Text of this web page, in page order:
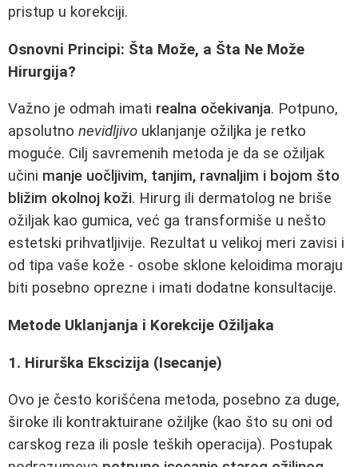
pristup u korekciji.
Osnovni Principi: Šta Može, a Šta Ne Može
Hirurgija?
Važno je odmah imati realna očekivanja. Potpuno,
apsolutno nevidljivo uklanjanje ožiljka je retko
moguće. Cilj savremenih metoda je da se ožiljak
učini manje uočljivim, tanjim, ravnaljim i bojom što
bližim okolnoj koži. Hirurg ili dermatolog ne briše
ožiljak kao gumica, već ga transformiše u nešto
estetski prihvatljivije. Rezultat u velikoj meri zavisi i
od tipa vaše kože - osobe sklone keloidima moraju
biti posebno oprezne i imati dodatne konsultacije.
Metode Uklanjanja i Korekcije Ožiljaka
1. Hirurška Ekscizija (Isecanje)
Ovo je često korišćena metoda, posebno za duge,
široke ili kontraktuirane ožiljke (kao što su oni od
carskog reza ili posle teških operacija). Postupak